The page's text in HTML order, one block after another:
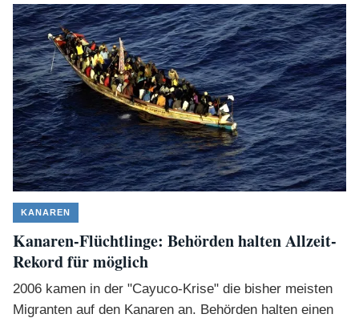
KANAREN
Kanaren-Flüchtlinge: Behörden halten Allzeit-
Rekord für möglich
2006 kamen in der "Cayuco-Krise" die bisher meisten
Migranten auf den Kanaren an. Behörden halten einen